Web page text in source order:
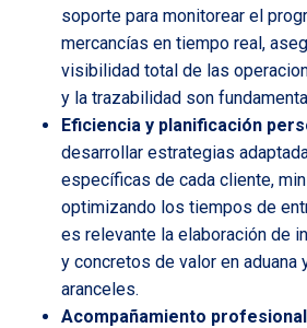
soporte para monitorear el
mercancías en tiempo real,
visibilidad total de las
y la trazabilidad son
Eficiencia y planificación
desarrollar estrategias
específicas de cada cliente,
optimizando los tiempos de
es relevante la elaboración de
y concretos de valor en aduana
aranceles.
Acompañamiento